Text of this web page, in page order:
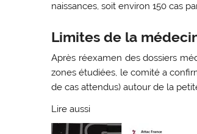
naissances, soit environ 150 cas
Limites de la
Après réexamen des dossiers
zones étudiées, le comité a
de cas attendus) autour de la
Lire aussi